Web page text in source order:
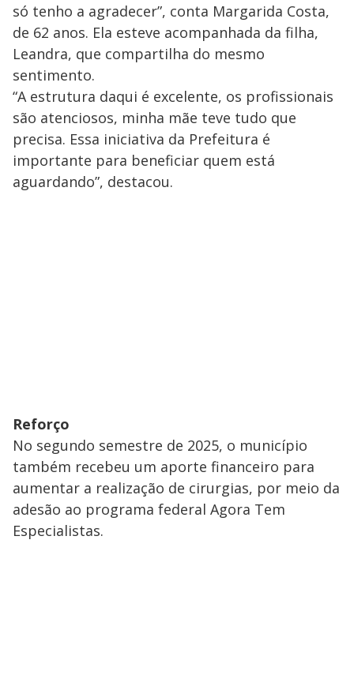
só tenho a agradecer”, conta Margarida Costa,
de 62 anos. Ela esteve acompanhada da filha,
Leandra, que compartilha do mesmo
sentimento.
“A estrutura daqui é excelente, os profissionais
são atenciosos, minha mãe teve tudo que
precisa. Essa iniciativa da Prefeitura é
importante para beneficiar quem está
aguardando”, destacou.
Reforço
No segundo semestre de 2025, o município
também recebeu um aporte financeiro para
aumentar a realização de cirurgias, por meio da
adesão ao programa federal Agora Tem
Especialistas.